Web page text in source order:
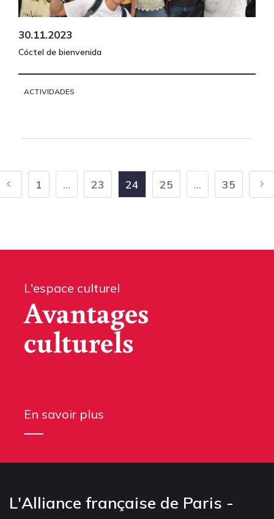
30.11.2023
Cóctel de bienvenida
ACTIVIDADES
1 ... 23 24 25 ... 35
L'espace culturel
Avantages
culturels
En savoir plus
L'Alliance française de Paris -